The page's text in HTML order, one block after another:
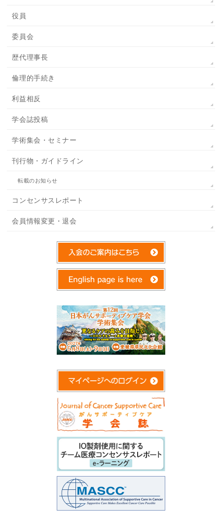
役員
委員会
歴代理事長
倫理的手続き
利益相反
学会誌投稿
学術集会・セミナー
刊行物・ガイドライン
転載のお知らせ
コンセンサスレポート
会員情報変更・退会